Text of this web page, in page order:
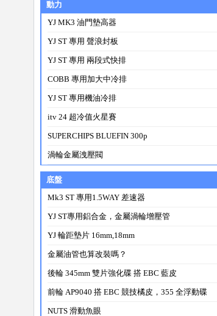
動力
YJ MK3 油門墊高器
YJ ST 專用 聲浪封板
YJ ST 專用 兩段式快排
COBB 專用加大中冷排
YJ ST 專用機油冷排
itv 24 超冷值火星賽
SUPERCHIPS BLUEFIN 300p
渦輪金屬洩壓閥
底盤
Mk3 ST 專用1.5WAY 差速器
YJ ST專用鋁合金，金屬渦輪增壓管
YJ 輪距墊片 16mm,18mm
金屬油管也算改裝嗎？
後輪 345mm 雙片強化碟 搭 EBC 藍皮
前輪 AP9040 搭 EBC 競技橘皮，355 全浮動碟
NUTS 滑動魚眼